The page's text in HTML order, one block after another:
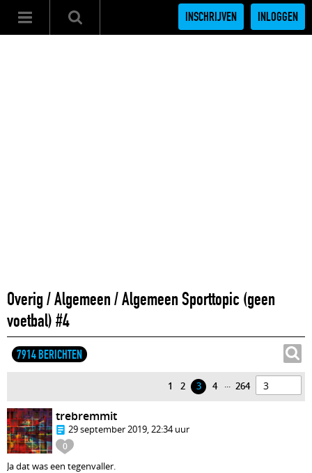
INSCHRIJVEN INLOGGEN
Overig/Algemeen/Algemeen Sporttopic (geen
voetbal) #4
7914 BERICHTEN
1 2 3 4 ... 264
0
trebremmit
29 september 2019, 22:34 uur
Ja dat was een tegenvaller.